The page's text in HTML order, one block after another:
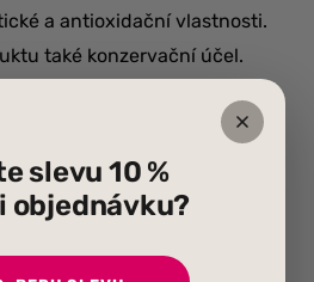
a antioxidační vlastnosti.
také konzervační účel.
/ Vegan / Gluten Free.
Silica, Mica, Kaolin,
slevu 10 %
objednávku?